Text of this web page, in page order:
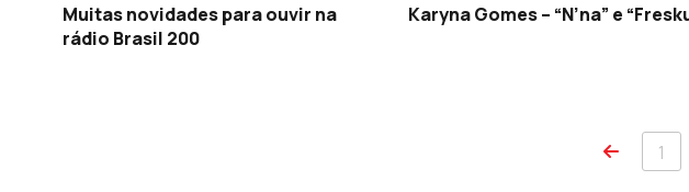
Muitas novidades para ouvir na
rádio Brasil 200
Karyna Gomes – “N’na” e
1